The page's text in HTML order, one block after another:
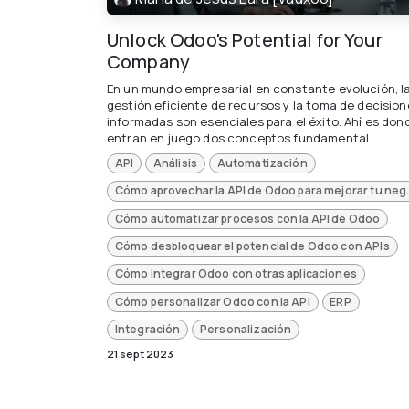
Unlock Odoo's Potential for Your
Company
En un mundo empresarial en constante evolución, la
gestión eficiente de recursos y la toma de
informadas son esenciales para el éxito. Ahí es
entran en juego dos conceptos fundamental...
API Análisis
Automatización
Cómo aprovechar
Cómo automatizar procesos con la API de Odoo
Cómo desbloquear el potencial de Odoo con APIs
Cómo integrar Odoo con otras aplicaciones
Cómo personalizar Odoo con la API
ERP
Integración
Personalización
21 sept 2023